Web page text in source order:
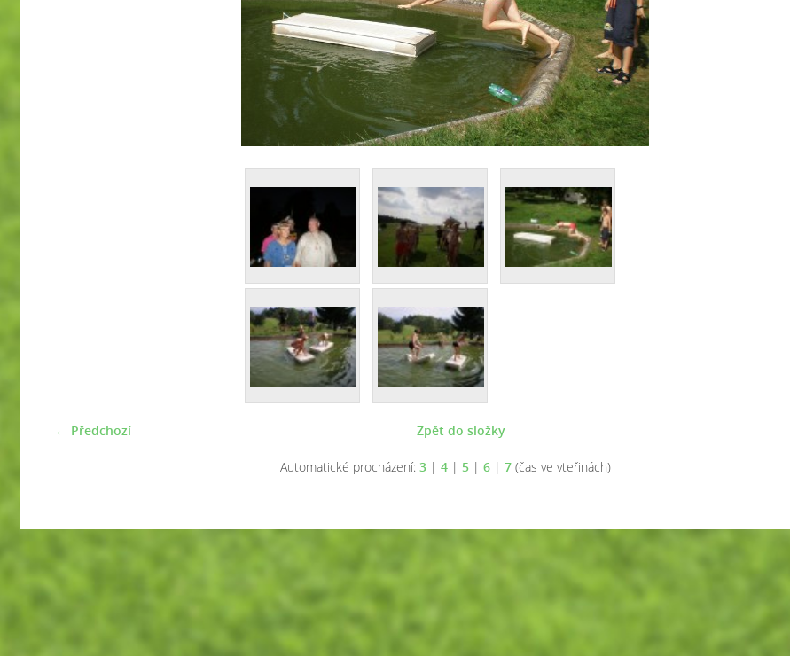
← Předchozí Zpět do složky
Automatické procházení: 3| 4| 5| 6| 7(čas ve vteřinách)